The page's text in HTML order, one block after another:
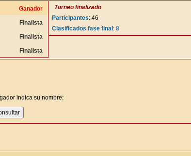
Ganador
Finalista
Finalista
Finalista
Torneo finalizado
Participantes: 46
Clasificados fase final : 8
indica su nombre: